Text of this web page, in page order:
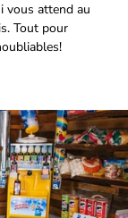
vous attend au
Tout pour